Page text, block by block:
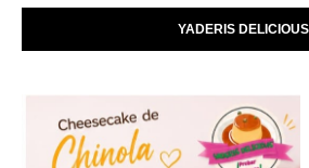
YADERIS DELICIOUS